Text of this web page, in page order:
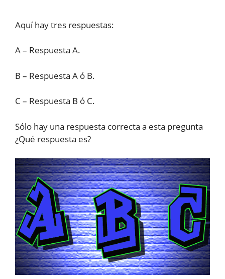
Aquí hay tres respuestas:
A – Respuesta A.
B – Respuesta A ó B.
C – Respuesta B ó C.
Sólo hay una respuesta correcta a esta pregunta
¿Qué respuesta es?